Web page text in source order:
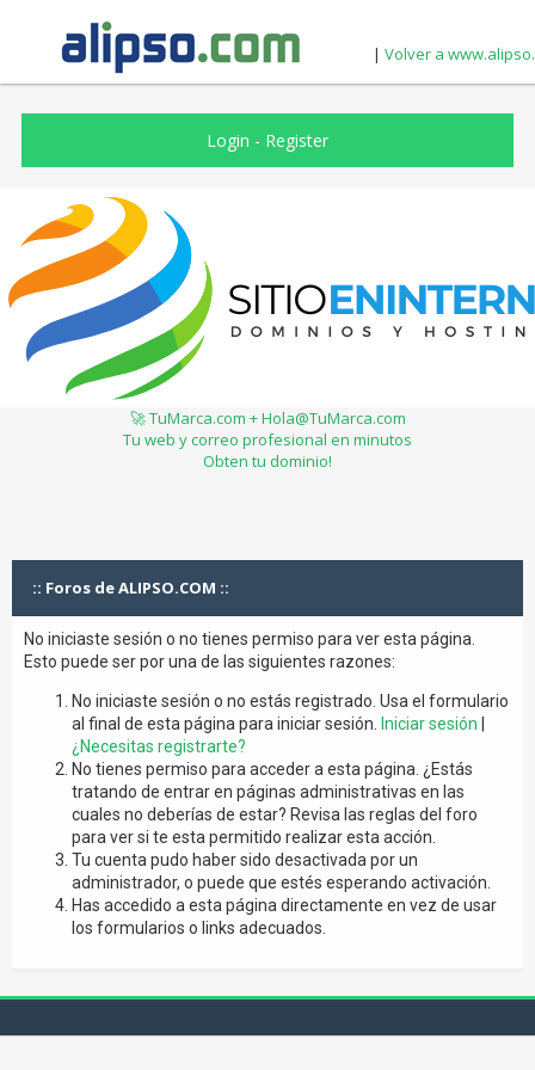
| Volver a
Login - Register
🚀 TuMarca.com + Hola@TuMarca.com
Tu web y correo profesional en minutos
Obten tu dominio!
:: Foros de ALIPSO.COM ::
No iniciaste sesión o no tienes permiso para ver esta página.
Esto puede ser por una de las siguientes razones:
No iniciaste sesión o no estás registrado. Usa el formulario
al final de esta página para iniciar sesión.
Iniciar sesión
¿Necesitas registrarte?
No tienes permiso para acceder a esta página. ¿Estás
tratando de entrar en páginas administrativas en las
cuales no deberías de estar? Revisa las reglas del foro
para ver si te esta permitido realizar esta acción.
Tu cuenta pudo haber sido desactivada por un
administrador, o puede que estés esperando activación.
Has accedido a esta página directamente en vez de usar
los formularios o links adecuados.